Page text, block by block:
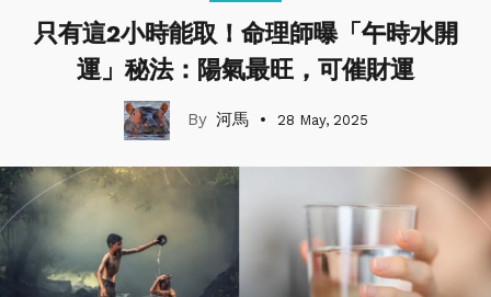
只有這2小時能取！命理師曝「午時水開
運」秘法：陽氣最旺，可催財運
河馬 28 May, 2025